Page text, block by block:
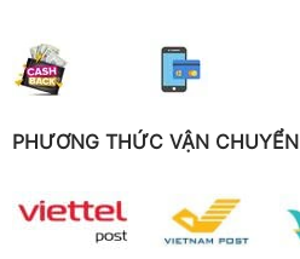
PHƯƠNG THỨC VẬN CHUYỂN